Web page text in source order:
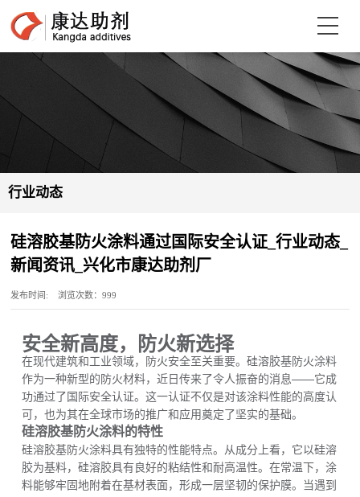
行业动态
硅溶胶基防火涂料通过国际安全认证‌_行业动态_
新闻资讯_兴化市康达助剂厂
发布时间: 浏览次数：999
安全新高度，防火新选择
在现代建筑和工业领域，防火安全至关重要。硅溶胶基防火涂料
作为一种新型的防火材料，近日传来了令人振奋的消息——它成
功通过了国际安全认证。这一认证不仅是对该涂料性能的高度认
可，也为其在全球市场的推广和应用奠定了坚实的基础。
硅溶胶基防火涂料的特性
硅溶胶基防火涂料具有独特的性能特点。从成分上看，它以硅溶
胶为基料，硅溶胶具有良好的粘结性和耐高温性。在常温下，涂
料能够牢固地附着在基材表面，形成一层坚韧的保护膜。当遇到